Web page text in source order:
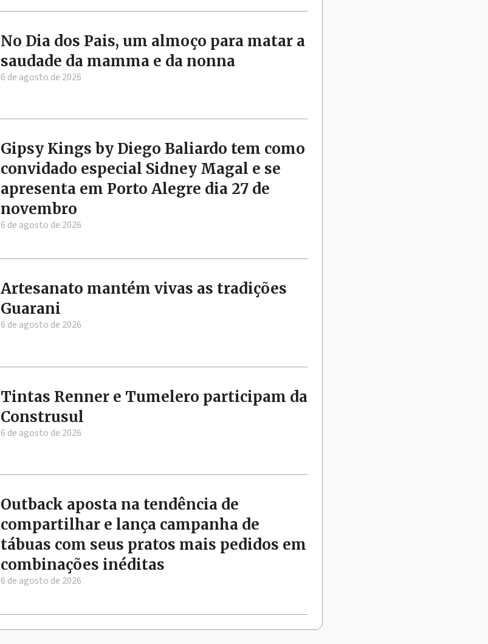
No Dia dos Pais, um almoço para matar a
saudade da mamma e da nonna
6 de agosto de 2026
Gipsy Kings by Diego Baliardo tem como
convidado especial Sidney Magal e se
apresenta em Porto Alegre dia 27 de
novembro
6 de agosto de 2026
Artesanato mantém vivas as tradições
Guarani
6 de agosto de 2026
Tintas Renner e Tumelero participam da
Construsul
6 de agosto de 2026
Outback aposta na tendência de
compartilhar e lança campanha de
tábuas com seus pratos mais pedidos em
combinações inéditas
6 de agosto de 2026